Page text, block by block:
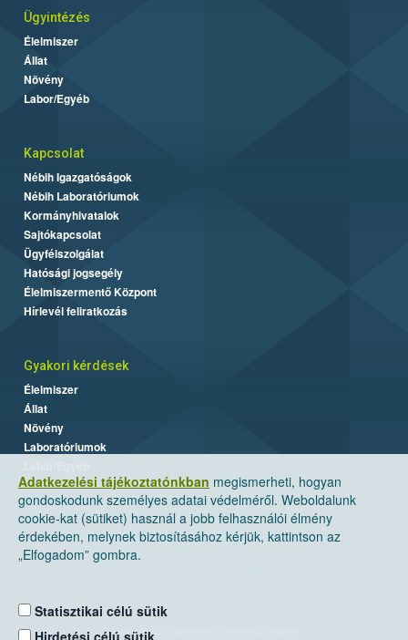
Adatkezelési tájékoztatónkban megismerheti, hogyan
gondoskodunk személyes adatai védelméről. Weboldalunk
cookie-kat (sütiket) használ a jobb felhasználói élmény
érdekében, melynek biztosításához kérjük, kattintson az
„Elfogadom” gombra.
Statisztikai célú sütik
Hirdetési célú sütik
Ügyintézés
Élelmiszer
Állat
Növény
Labor/Egyéb
Kapcsolat
Nébih Igazgatóságok
Nébih Laboratóriumok
Kormányhivatalok
Sajtókapcsolat
Ügyfélszolgálat
Hatósági jogsegély
Élelmiszermentő Központ
Hírlevél feliratkozás
Gyakori kérdések
Élelmiszer
Állat
Növény
Laboratóriumok
Nemzeti Élelmiszerlánc-biztonsági Hivatal